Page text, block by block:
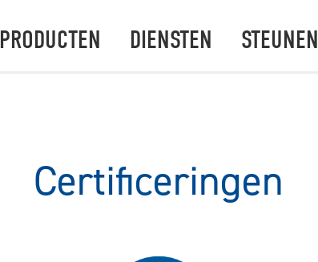
PRODUCTEN DIENSTEN STEUNEN
Certificeringen